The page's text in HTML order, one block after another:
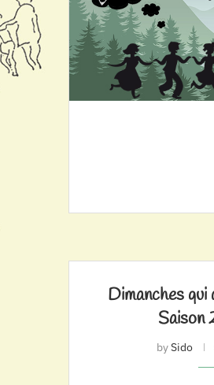
Dimanches
Saison
bySido